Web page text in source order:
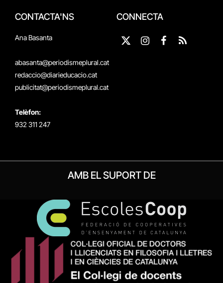
CONTACTA'NS
Ana Basanta
abasanta@periodismeplural.cat
redaccio@diarieducacio.cat
publicitat@periodismeplural.cat
Telèfon:
932 311 247
CONNECTA
X
Instagram
Facebook
RSS
AMB EL SUPORT DE